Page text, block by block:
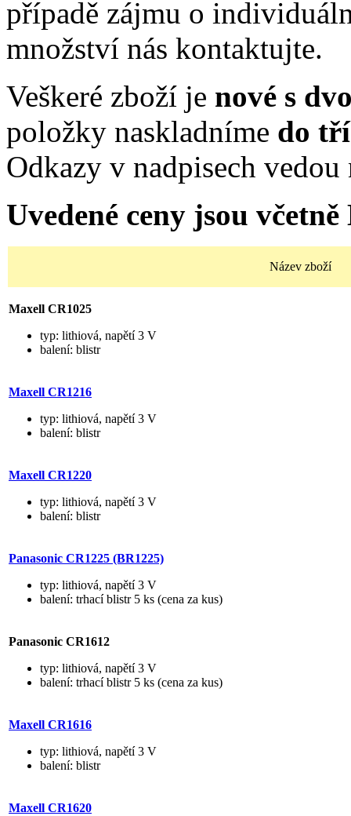
případě zájmu o
množství nás kontaktujte.
Veškeré zboží je nové s
položky naskladníme do
Odkazy v nadpisech vedou
Uvedené ceny jsou včetně
Název zboží
Maxell CR1025
typ: lithiová, napětí 3 V
balení: blistr
Maxell CR1216
typ: lithiová, napětí 3 V
balení: blistr
Maxell CR1220
typ: lithiová, napětí 3 V
balení: blistr
Panasonic CR1225 (BR1225)
typ: lithiová, napětí 3 V
balení: trhací blistr 5 ks (cena za kus)
Panasonic CR1612
typ: lithiová, napětí 3 V
balení: trhací blistr 5 ks (cena za kus)
Maxell CR1616
typ: lithiová, napětí 3 V
balení: blistr
Maxell CR1620